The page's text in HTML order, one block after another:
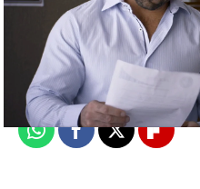
Nova
Madrid
Publicado: 20 de enero
WhatsappFacebook
X